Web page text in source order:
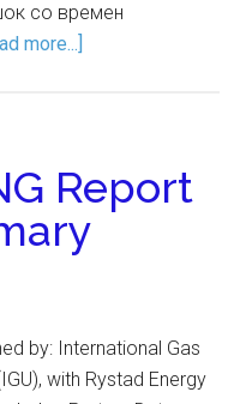
со времен
more...]
Report
by: International Gas
with Rystad Energy